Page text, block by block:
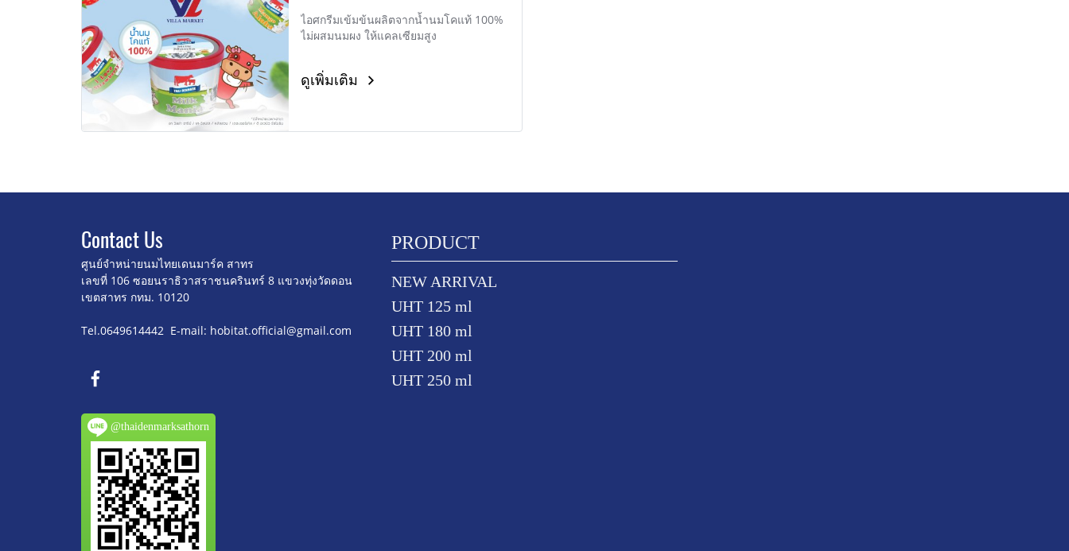
ไอศกรีมเข้มข้นผลิตจากน้ำนมโคแท้ 100%
ไม่ผสมนมผง ให้แคลเซียมสูง
ดูเพิ่มเติม
Contact Us
ศูนย์จำหน่ายนมไทยเดนมาร์ค สาทร
เลขที่ 106 ซอยนราธิวาสราชนครินทร์ 8 แขวงทุ่งวัดดอน
เขตสาทร กทม. 10120
Tel.0649614442 E-mail: hobitat.official@gmail.com
@thaidenmarksathorn
PRODUCT
NEW ARRIVAL
UHT 125 ml
UHT 180 ml
UHT 200 ml
UHT 250 ml